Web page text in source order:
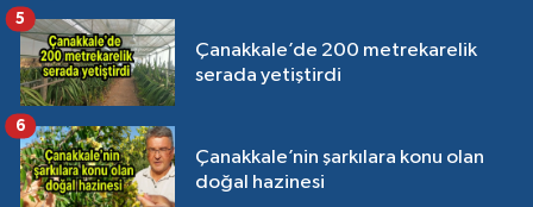
Çanakkale’de 200 metrekarelik
serada yetiştirdi
5
Çanakkale’nin şarkılara konu olan
doğal hazinesi
6